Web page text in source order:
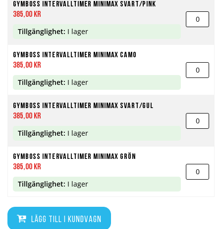
Gymboss Intervalltimer Minimax svart/pink
385,00 kr
Tillgänglighet: I lager
Gymboss Intervalltimer Minimax Camo
385,00 kr
Tillgänglighet: I lager
Gymboss Intervalltimer Minimax Svart/Gul
385,00 kr
Tillgänglighet: I lager
Gymboss Intervalltimer Minimax Grön
385,00 kr
Tillgänglighet: I lager
Lägg till i kundvagn